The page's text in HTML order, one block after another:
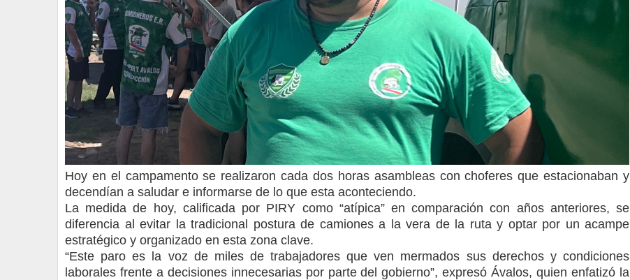
Hoy en el campamento se realizaron cada dos horas asambleas con choferes que estacionaban y
decendían a saludar e informarse de lo que esta aconteciendo.
La medida de hoy, calificada por PIRY como “atípica” en comparación con años anteriores, se
diferencia al evitar la tradicional postura de camiones a la vera de la ruta y optar por un acampe
estratégico y organizado en esta zona clave.
“Este paro es la voz de miles de trabajadores que ven mermados sus derechos y condiciones
laborales frente a decisiones innecesarias por parte del gobierno”, expresó Ávalos, quien enfatizó la